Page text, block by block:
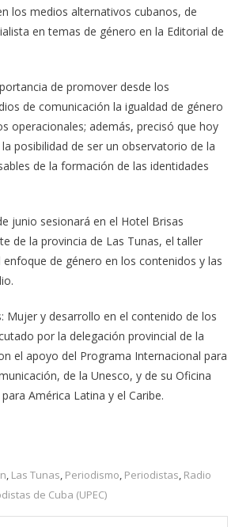
los medios alternativos cubanos, de
en temas de género en la Editorial de
de promover desde los
de comunicación la igualdad de género
operacionales; además, precisó que hoy
posibilidad de ser un observatorio de la
de la formación de las identidades
junio sesionará en el Hotel Brisas
de la provincia de Las Tunas, el taller
de género en los contenidos y las
Mujer y desarrollo en el contenido de los
por la delegación provincial de la
el apoyo del Programa Internacional para
de la Unesco, y de su Oficina
América Latina y el Caribe.
, Las Tunas, Periodismo, Periodistas, Radio
de Cuba (UPEC)